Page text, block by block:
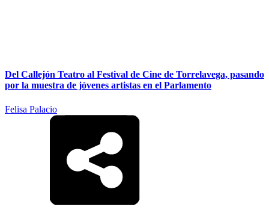
Del Callejón Teatro al Festival de Cine de Torrelavega, pasando
por la muestra de jóvenes artistas en el Parlamento
Felisa Palacio